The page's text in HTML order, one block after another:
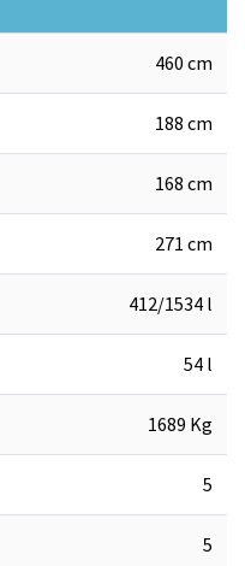
460 cm
188 cm
168 cm
271 cm
412/1534 l
54 l
1689 Kg
5
5